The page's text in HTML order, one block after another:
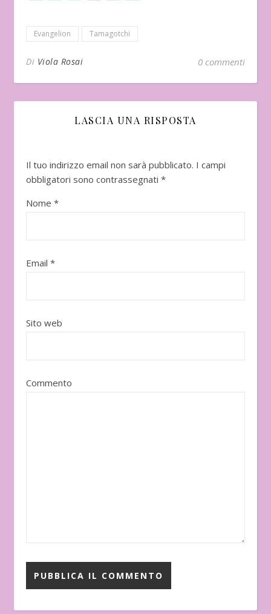
Evangelion Tamagotchi
Di Viola Rosai 0 commenti
LASCIA UNA RISPOSTA
Il tuo indirizzo email non sarà pubblicato. I campi
obbligatori sono contrassegnati *
Nome *
Email *
Sito web
Commento